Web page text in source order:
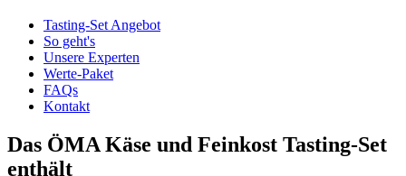
Tasting-Set Angebot
So geht's
Unsere Experten
Werte-Paket
FAQs
Kontakt
Das ÖMA Käse und Feinkost Tasting-Set
enthält